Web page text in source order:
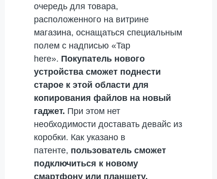
очередь для товара,
расположенного на витрине
магазина, оснащаться специальным
полем с надписью «Tap
here». Покупатель нового
устройства сможет поднести
старое к этой области для
копирования файлов на новый
гаджет. При этом нет
необходимости доставать девайс из
коробки. Как указано в
патенте, пользователь сможет
подключиться к новому
смартфону или планшету,